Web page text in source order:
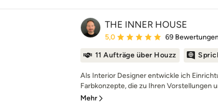
THE INNER HOUSE
Durchschnittliche Bewertung: 5
5,0 69 Bewertungen
11 Aufträge über Houzz
Als Interior Designer entwickle ich
Farbkonzepte, die zu Ihren Vorstellungen
Mehr